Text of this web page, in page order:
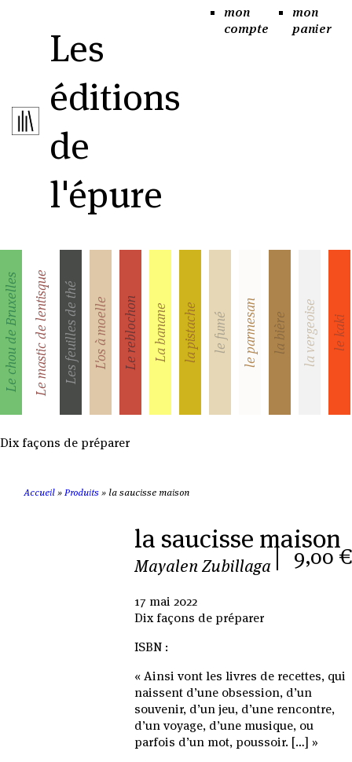
Les
éditions
de
l'épure
mon
compte
mon
panier
Dix façons de préparer
Le chou de BruxellesLe mastic de lentisqueLes feuilles de thé L'os à moelle Le reblochon La banane la pistache le fumé le parmesan la bière la vergeoise le kaki
Accueil » Produits » la saucisse maison
la saucisse maison
Mayalen Zubillaga
17 mai 2022
9,00 €
Dix façons de préparer
ISBN :
« Ainsi vont les livres de recettes, qui
naissent d’une obsession, d’un
souvenir, d’un jeu, d’une rencontre,
d’un voyage, d’une musique, ou
parfois d’un mot, poussoir. […] »